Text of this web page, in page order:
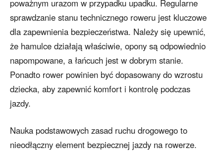
poważnym urazom w przypadku upadku. Regularne
sprawdzanie stanu technicznego roweru jest kluczowe
dla zapewnienia bezpieczeństwa. Należy się upewnić,
że hamulce działają właściwie, opony są odpowiednio
napompowane, a łańcuch jest w dobrym stanie.
Ponadto rower powinien być dopasowany do wzrostu
dziecka, aby zapewnić komfort i kontrolę podczas
jazdy.
Nauka podstawowych zasad ruchu drogowego to
nieodłączny element bezpiecznej jazdy na rowerze.